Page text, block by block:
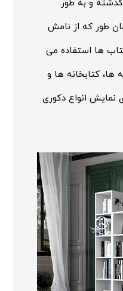
و به طور
طور که از نامش
ها استفاده می
ها، کتابخانه ها و
نمایش انواع دکوری